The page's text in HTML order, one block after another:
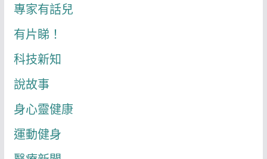
專家有話兒
有片睇！
科技新知
說故事
身心靈健康
運動健身